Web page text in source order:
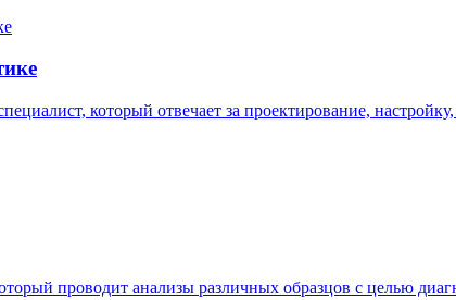
который отвечает за проектирование,
проводит анализы различных образцов с целью